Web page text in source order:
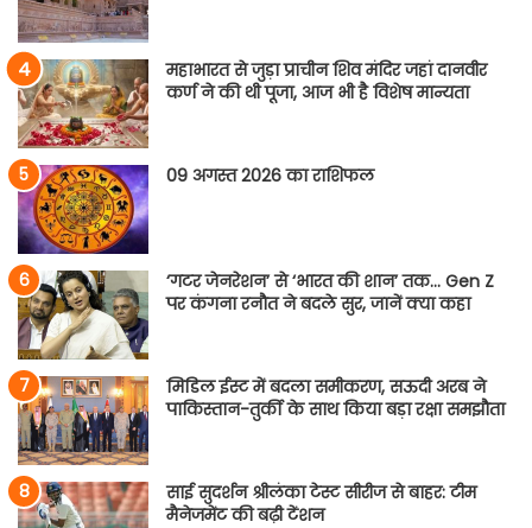
महाभारत से जुड़ा प्राचीन शिव मंदिर जहां दानवीर
कर्ण ने की थी पूजा, आज भी है विशेष मान्यता
09 अगस्त 2026 का राशिफल
‘गटर जेनरेशन’ से ‘भारत की शान’ तक… Gen Z
पर कंगना रनौत ने बदले सुर, जानें क्या कहा
मिडिल ईस्ट में बदला समीकरण, सऊदी अरब ने
पाकिस्तान-तुर्की के साथ किया बड़ा रक्षा समझौता
साई सुदर्शन श्रीलंका टेस्ट सीरीज से बाहर: टीम
मैनेजमेंट की बढ़ी टेंशन